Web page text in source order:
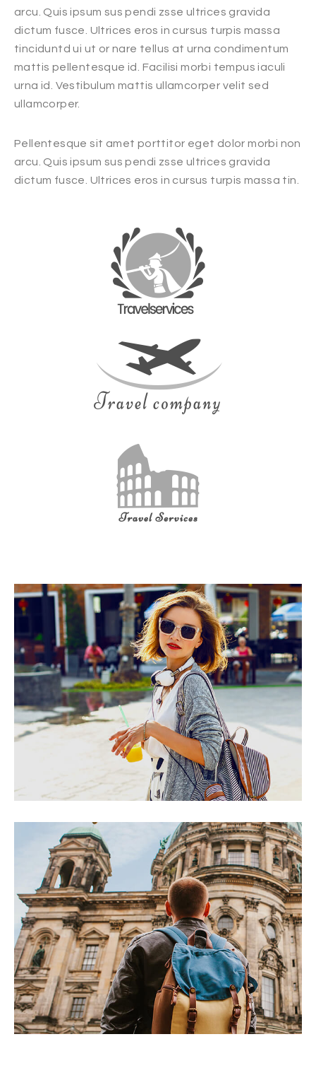
arcu. Quis ipsum sus pendi zsse ultrices gravida
dictum fusce. Ultrices eros in cursus turpis massa
tinciduntd ui ut or nare tellus at urna condimentum
mattis pellentesque id. Facilisi morbi tempus iaculi
urna id. Vestibulum mattis ullamcorper velit sed
ullamcorper.
Pellentesque sit amet porttitor eget dolor morbi non
arcu. Quis ipsum sus pendi zsse ultrices gravida
dictum fusce. Ultrices eros in cursus turpis massa tin.